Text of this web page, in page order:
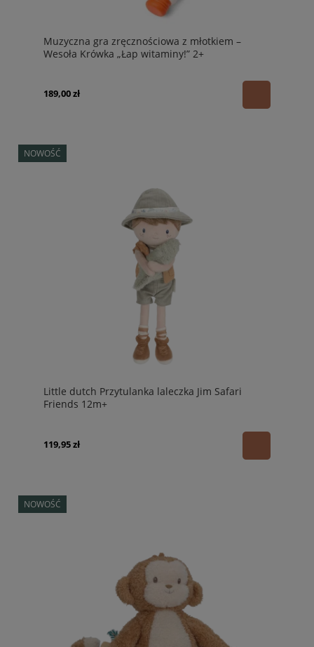
Muzyczna gra zręcznościowa z młotkiem –
Wesoła Krówka „Łap witaminy!” 2+
189,00 zł
Little dutch Przytulanka laleczka Jim Safari
Friends 12m+
119,95 zł
NOWOŚĆ
NOWOŚĆ